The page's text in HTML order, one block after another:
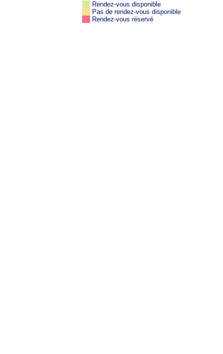
Rendez-vous disponible
Pas de rendez-vous disponible
Rendez-vous réservé